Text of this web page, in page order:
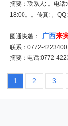
摘要：联系人: 。电
18:00。。传真: 。
圆通快递： 广西来
联系：0772-4223400
摘要：电话:0772-
1 2 3